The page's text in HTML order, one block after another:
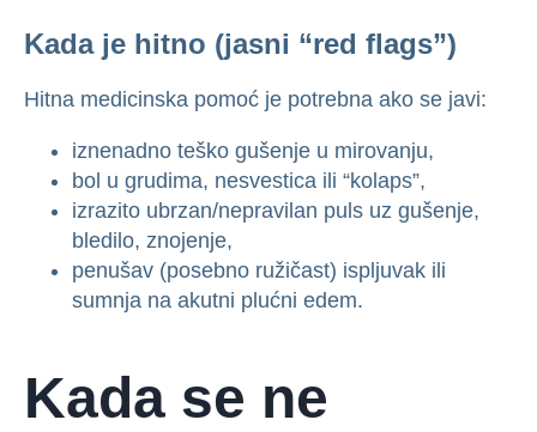
Kada je hitno (jasni “red flags”)
Hitna medicinska pomoć je potrebna ako se javi:
iznenadno teško gušenje u mirovanju,
bol u grudima, nesvestica ili “kolaps”,
izrazito ubrzan/nepravilan puls uz gušenje,
bledilo, znojenje,
penušav (posebno ružičast) ispljuvak ili
sumnja na akutni plućni edem.
Kada se ne